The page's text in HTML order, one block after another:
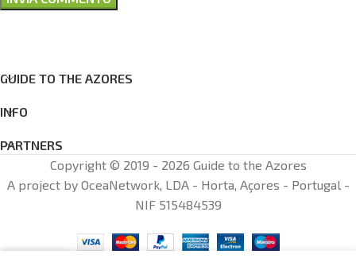
GUIDE TO THE AZORES
INFO
PARTNERS
Copyright © 2019 - 2026 Guide to the Azores
A project by OceaNetwork, LDA - Horta, Açores - Portugal -
NIF 515484539